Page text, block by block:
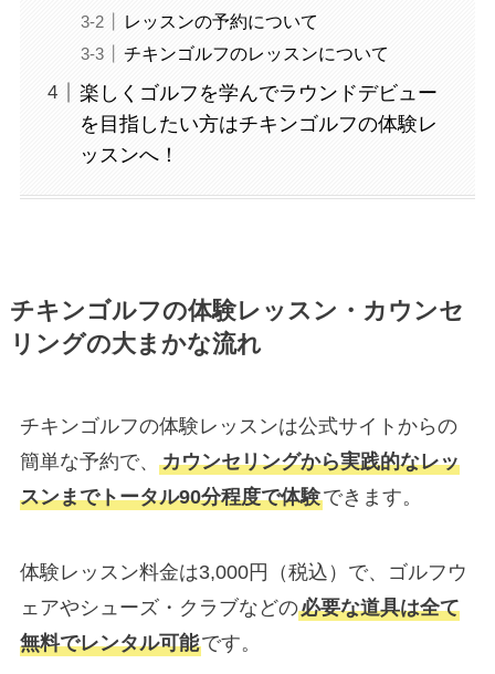
レッスンの予約について
チキンゴルフのレッスンについて
楽しくゴルフを学んでラウンドデビュー
を目指したい方はチキンゴルフの体験レ
ッスンへ！
チキンゴルフの体験レッスン・カウンセ
リングの大まかな流れ
チキンゴルフの体験レッスンは公式サイトからの
簡単な予約で、 カウンセリングから実践的なレッ
スンまでトータル90分程度で体験できます。
体験レッスン料金は3,000円（税込）で、ゴルフウ
ェアやシューズ・クラブなどの必要な道具は全て
無料でレンタル可能です。